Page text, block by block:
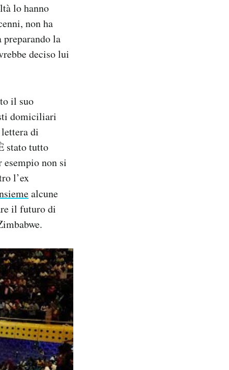
lo hanno
non ha
preparando la
deciso lui
il suo
domiciliari
di
stato tutto
non si
l’ex
alcune
il futuro di